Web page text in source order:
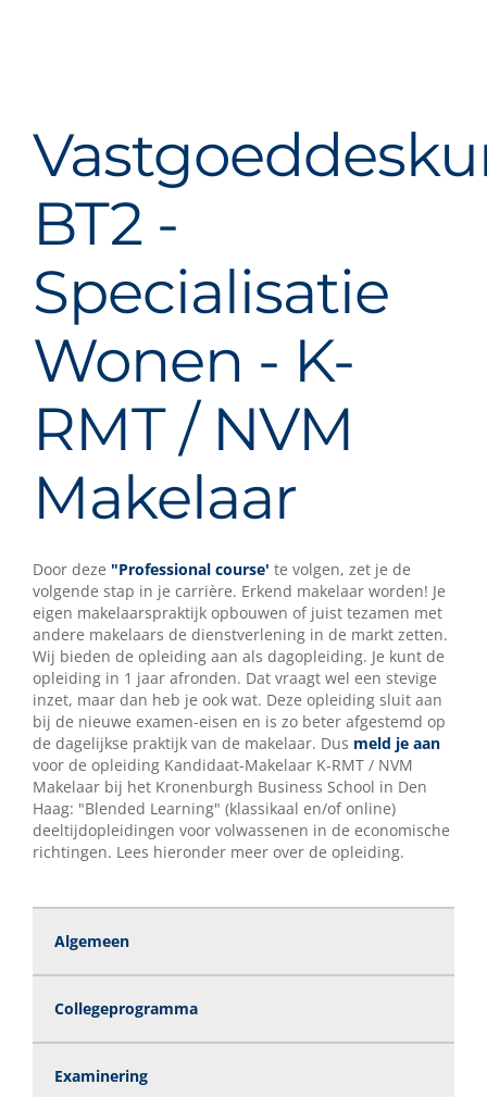
BT2 -
Specialisatie
Wonen - K-
RMT / NVM
Makelaar
Door deze "Professional course' te volgen, zet je de
volgende stap in je carrière. Erkend makelaar worden! Je
eigen makelaarspraktijk opbouwen of juist tezamen met
andere makelaars de dienstverlening in de markt zetten.
Wij bieden de opleiding aan als dagopleiding. Je kunt de
opleiding in 1 jaar afronden. Dat vraagt wel een stevige
inzet, maar dan heb je ook wat. Deze opleiding sluit aan
bij de nieuwe examen-eisen en is zo beter afgestemd op
de dagelijkse praktijk van de makelaar. Dus meld je aan
voor de opleiding Kandidaat-Makelaar K-RMT / NVM
Makelaar bij het Kronenburgh Business School in Den
Haag: "Blended Learning" (klassikaal en/of online)
deeltijdopleidingen voor volwassenen in de economische
richtingen. Lees hieronder meer over de opleiding.
Algemeen
Collegeprogramma
Examinering